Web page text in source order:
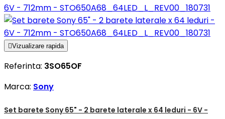
Vizualizare rapida
Referinta: 3SO65OF
Marca: Sony
Set barete Sony 65" - 2 barete laterale x 64 leduri - 6V -